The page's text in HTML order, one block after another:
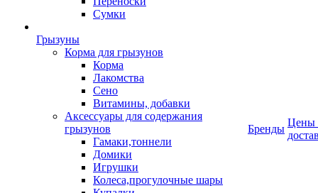
Сумки
Грызуны
Корма для грызунов
Корма
Лакомства
Сено
Витамины, добавки
Аксессуары для содержания
грызунов
Гамаки,тоннели
Домики
Игрушки
Колеса,прогулочные шары
Бренды
Цены